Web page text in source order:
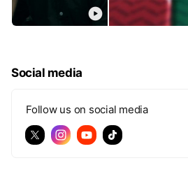
Social media
Follow us on social media